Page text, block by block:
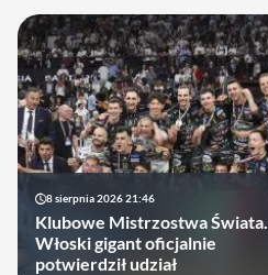
8 sierpnia 2026 21:46
Klubowe Mistrzostwa Świata.
Włoski gigant oficjalnie
potwierdził udział